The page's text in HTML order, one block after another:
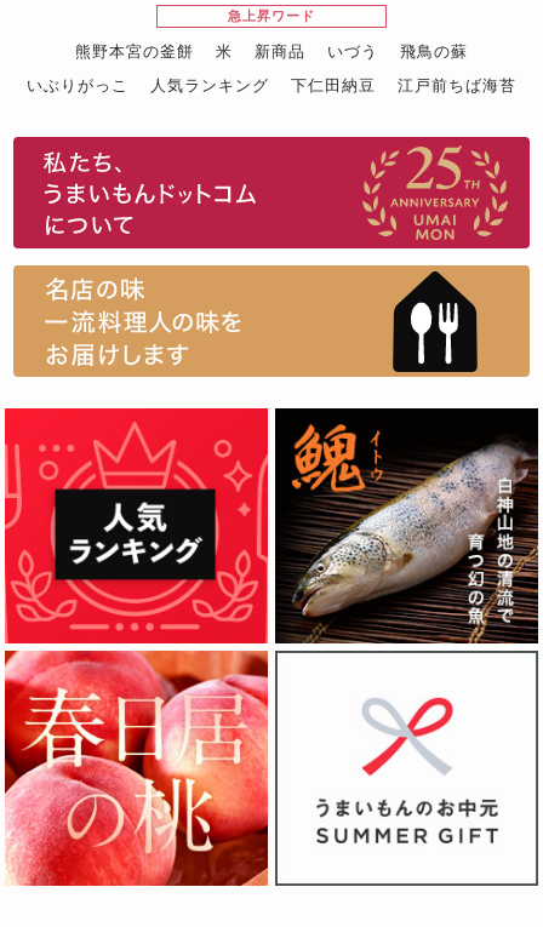
急上昇ワード
熊野本宮の釜餅 米 新商品 いづう
飛鳥の蘇
いぶりがっこ
人気ランキング 下仁田納豆
江戸前ちば海苔